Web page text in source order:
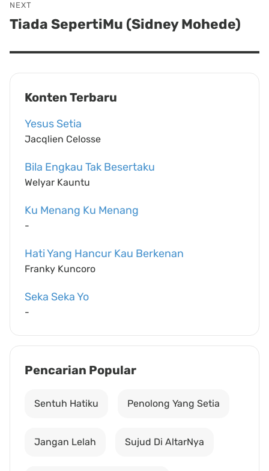
NEXT
Next
Tiada SepertiMu (Sidney Mohede)
Konten Terbaru
Yesus Setia
Jacqlien Celosse
Bila Engkau Tak Besertaku
Welyar Kauntu
Ku Menang Ku Menang
-
Hati Yang Hancur Kau Berkenan
Franky Kuncoro
Seka Seka Yo
-
Pencarian Popular
Sentuh Hatiku Penolong Yang Setia
Jangan Lelah Sujud Di AltarNya